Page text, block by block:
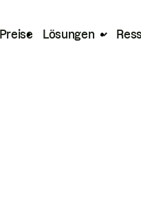
Preise Lösungen